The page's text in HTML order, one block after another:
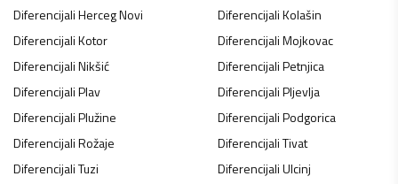
DiferencijaliHerceg Novi DiferencijaliKolašin
DiferencijaliKotor DiferencijaliMojkovac
DiferencijaliNikšić DiferencijaliPetnjica
DiferencijaliPlav DiferencijaliPljevlja
DiferencijaliPlužine DiferencijaliPodgorica
DiferencijaliRožaje DiferencijaliTivat
DiferencijaliTuzi DiferencijaliUlcinj